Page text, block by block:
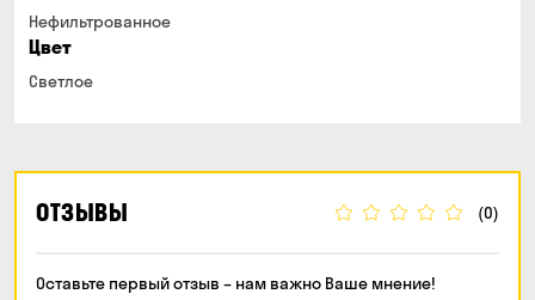
Нефильтрованное
Цвет
Светлое
ОТЗЫВЫ (0)
Оставьте первый отзыв – нам важно Ваше мнение!